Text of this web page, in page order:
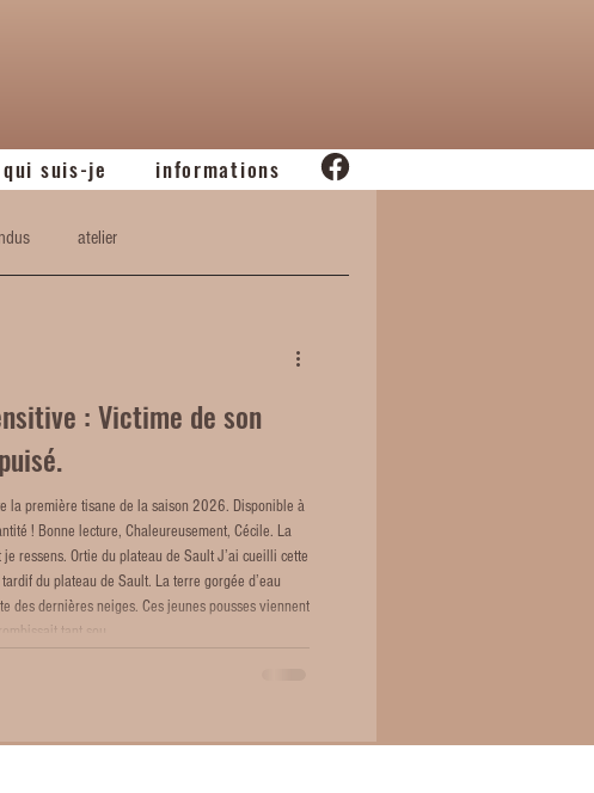
qui suis-je informations
atelier
: Victime de son
la première tisane de la saison 2026. Disponible à
! Bonne lecture, Chaleureusement, Cécile. La
J’ai cueilli cette
du plateau de Sault. La terre gorgée d’eau
des dernières neiges. Ces jeunes pousses viennent
tant sou